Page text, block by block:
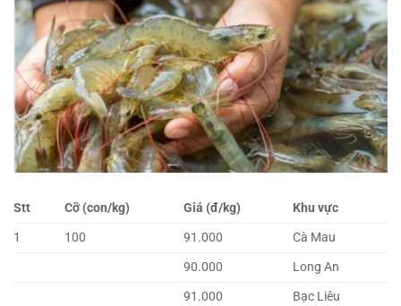
Stt Cỡ (con/kg) Giá (đ/kg)
Khu vực
1
100 91.000
Cà Mau
90.000
Long An
91.000
Bạc Liêu